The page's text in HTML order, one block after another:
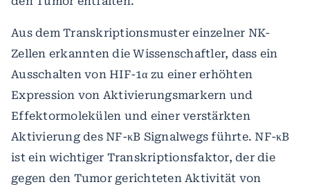
Aus dem Transkriptionsmuster einzelner NK-
Zellen erkannten die Wissenschaftler, dass ein
Ausschalten von HIF-1α zu einer erhöhten
Expression von Aktivierungsmarkern und
Effektormolekülen und einer verstärkten
Aktivierung des NF-κB Signalwegs führte. NF-κB
ist ein wichtiger Transkriptionsfaktor, der die
gegen den Tumor gerichteten Aktivität von